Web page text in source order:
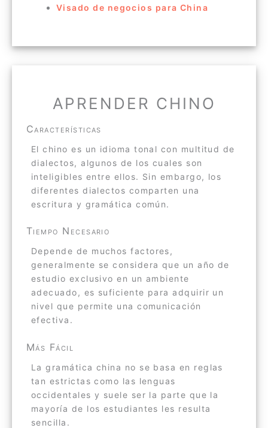
Visado de negocios para China
APRENDER CHINO
Características
El chino es un idioma tonal con multitud de
dialectos, algunos de los cuales son
inteligibles entre ellos. Sin embargo, los
diferentes dialectos comparten una
escritura y gramática común.
Tiempo Necesario
Depende de muchos factores,
generalmente se considera que un año de
estudio exclusivo en un ambiente
adecuado, es suficiente para adquirir un
nivel que permite una comunicación
efectiva.
Más Fácil
La gramática china no se basa en reglas
tan estrictas como las lenguas
occidentales y suele ser la parte que la
mayoría de los estudiantes les resulta
sencilla.